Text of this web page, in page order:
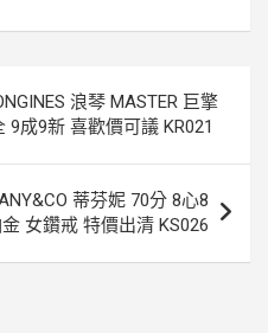
浪琴 MASTER 巨擎
成9新 喜歡價可議 KR021
蒂芬妮 70分 8心8
女鑽戒 特價出清 KS026